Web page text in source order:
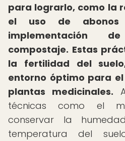
para lograrlo, como la
el uso de
implementación
compostaje. Estas
la fertilidad del
entorno óptimo para
plantas medicinales.
técnicas como el
conservar la
temperatura del